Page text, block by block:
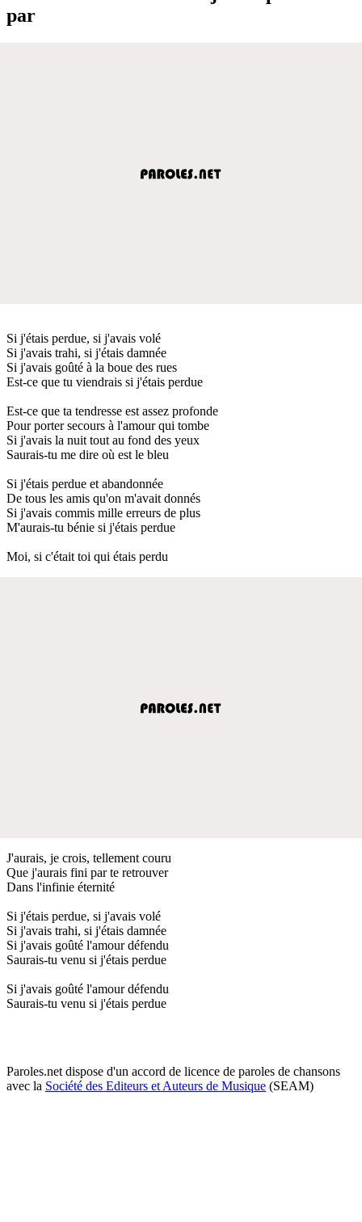
par
Si j'étais perdue, si j'avais volé
Si j'avais trahi, si j'étais damnée
Si j'avais goûté à la boue des rues
Est-ce que tu viendrais si j'étais perdue
Est-ce que ta tendresse est assez profonde
Pour porter secours à l'amour qui tombe
Si j'avais la nuit tout au fond des yeux
Saurais-tu me dire où est le bleu
Si j'étais perdue et abandonnée
De tous les amis qu'on m'avait donnés
Si j'avais commis mille erreurs de plus
M'aurais-tu bénie si j'étais perdue
Moi, si c'était toi qui étais perdu
J'aurais, je crois, tellement couru
Que j'aurais fini par te retrouver
Dans l'infinie éternité
Si j'étais perdue, si j'avais volé
Si j'avais trahi, si j'étais damnée
Si j'avais goûté l'amour défendu
Saurais-tu venu si j'étais perdue
Si j'avais goûté l'amour défendu
Saurais-tu venu si j'étais perdue
Paroles.net dispose d'un accord de licence de paroles de chansons
avec la Société des Editeurs et Auteurs de Musique (SEAM)